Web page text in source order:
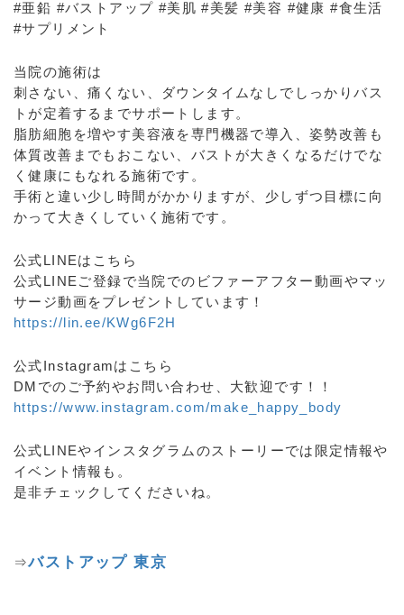
#亜鉛 #バストアップ #美肌 #美髪 #美容 #健康 #食生活
#サプリメント
当院の施術は
刺さない、痛くない、ダウンタイムなしでしっかりバス
トが定着するまでサポートします。
脂肪細胞を増やす美容液を専門機器で導入、姿勢改善も
体質改善までもおこない、バストが大きくなるだけでな
く健康にもなれる施術です。
手術と違い少し時間がかかりますが、少しずつ目標に向
かって大きくしていく施術です。
公式LINEはこちら
公式LINEご登録で当院でのビファーアフター動画やマッ
サージ動画をプレゼントしています！
https://lin.ee/KWg6F2H
公式Instagramはこちら
DMでのご予約やお問い合わせ、大歓迎です！！
https://www.instagram.com/make_happy_body
公式LINEやインスタグラムのストーリーでは限定情報や
イベント情報も。
是非チェックしてくださいね。
⇒バストアップ 東京